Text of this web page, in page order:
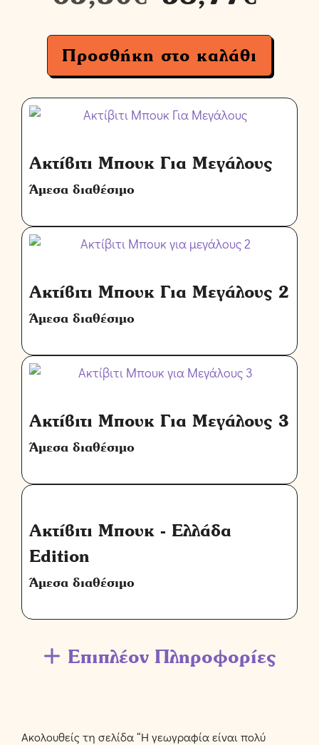
Προσθήκη στο καλάθι
Ακτίβιτι Μπουκ Για Μεγάλους
Άμεσα διαθέσιμο
Ακτίβιτι Μπουκ Για Μεγάλους 2
Άμεσα διαθέσιμο
Ακτίβιτι Μπουκ Για Μεγάλους 3
Άμεσα διαθέσιμο
Ακτίβιτι Μπουκ - Ελλάδα
Edition
Άμεσα διαθέσιμο
Επιπλέον Πληροφορίες
Ακολουθείς τη σελίδα “Η γεωγραφία είναι πολύ